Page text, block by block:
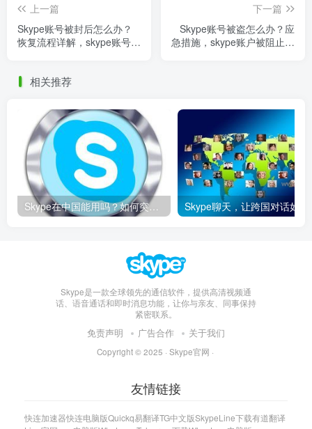
上一篇
Skype账号被封后怎么办？
恢复流程详解，skype账号被
下一篇
Skype账号被盗怎么办？应
急措施，skype账户被阻止什
相关推荐
Skype在中国能用吗？如何突破限制畅享全球通话
Skype是一款全球领先的通信软件，提供高清视频通
话、语音通话和即时消息功能，让你与亲友、同事保持
紧密联系。
免责声明 广告合作 关于我们
Copyright © 2025 · Skype官网 ·
友情链接
快连加速器快连电脑版Quickq易翻译TG中文版SkypeLine下载有道翻译